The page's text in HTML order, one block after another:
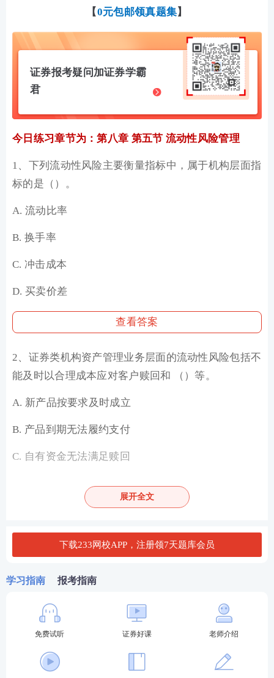
【0元包邮领真题集】
证券报考疑问加证券学霸
君
今日练习章节为：第八章 第五节 流动性风险管理
1、下列流动性风险主要衡量指标中，属于机构层面指
标的是（）。
A. 流动比率
B. 换手率
C. 冲击成本
D. 买卖价差
查看答案
2、证券类机构资产管理业务层面的流动性风险包括不
能及时以合理成本应对客户赎回和 （）等。
A. 新产品按要求及时成立
B. 产品到期无法履约支付
C. 自有资金无法满足赎回
D. 融资限额无法保证履约
3、流动性覆盖率的计算公式为（ ）。
A. 贷款余额/存款余额×100%
B. 流动性资产余额/流动性负债余额×100%
C. 优质流动性资产/未来30天现金净流出量×100%
D. 优质流动性资产/未来90天现金净流出量×100%
展开全文
下载233网校APP，注册领7天题库会员
学习指南 报考指南
免费试听 证券好课 老师介绍